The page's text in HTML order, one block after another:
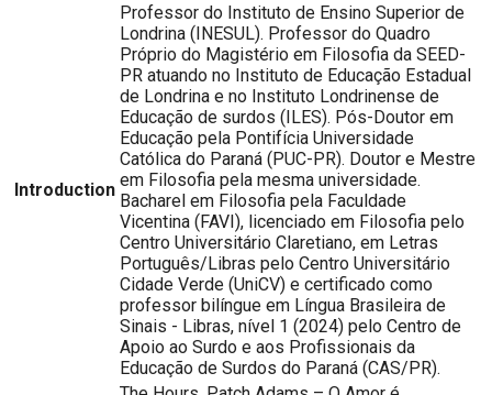
Introduction
Professor do Instituto de Ensino Superior de
Londrina (INESUL). Professor do Quadro
Próprio do Magistério em Filosofia da SEED-
PR atuando no Instituto de Educação Estadual
de Londrina e no Instituto Londrinense de
Educação de surdos (ILES). Pós-Doutor em
Educação pela Pontifícia Universidade
Católica do Paraná (PUC-PR). Doutor e Mestre
em Filosofia pela mesma universidade.
Bacharel em Filosofia pela Faculdade
Vicentina (FAVI), licenciado em Filosofia pelo
Centro Universitário Claretiano, em Letras
Português/Libras pelo Centro Universitário
Cidade Verde (UniCV) e certificado como
professor bilíngue em Língua Brasileira de
Sinais - Libras, nível 1 (2024) pelo Centro de
Apoio ao Surdo e aos Profissionais da
Educação de Surdos do Paraná (CAS/PR).